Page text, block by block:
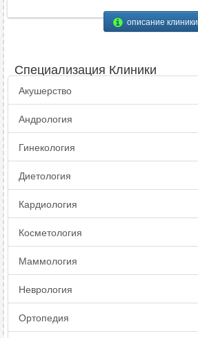
описание клиники
Специализация Клиники
Акушерство
Андрология
Гинекология
Диетология
Кардиология
Косметология
Маммология
Неврология
Ортопедия